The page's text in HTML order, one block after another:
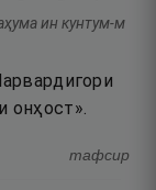
ин кунтум-м
онҳост».
тафсир